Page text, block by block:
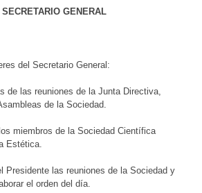
SECRETARIO GENERAL
del Secretario General:
de las reuniones de la Junta Directiva,
de la Sociedad.
miembros de la Sociedad Científica
Estética.
Presidente las reuniones de la Sociedad y
el orden del día.